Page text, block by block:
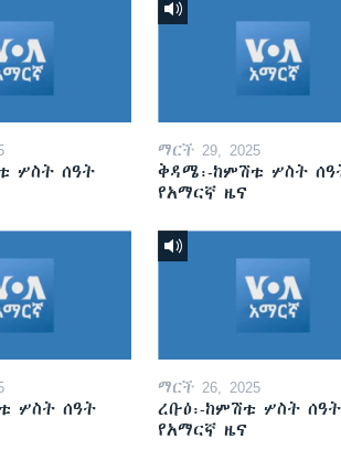
ሦስት ሰዓት
ማርች 29, 2025
ቅዳሜ፡-ከምሽቱ ሦስት
የአማርኛ ዜና
ሦስት ሰዓት
ማርች 26, 2025
ረቡዕ፡-ከምሽቱ ሦስት ሰዓት
የአማርኛ ዜና